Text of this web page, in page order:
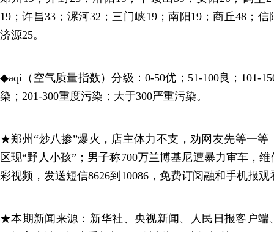
19；许昌33；漯河32；三门峡19；南阳19；商丘48；
济源25。
◆aqi（空气质量指数）分级：0-50优；51-100良；101-
染；201-300重度污染；大于300严重污染。
★郑州“炒八掺”爆火，店主体力不支，劝网友先等一等
区现“野人小孩”；男子称700万兰博基尼遭暴力审车，
彩视频，发送短信8626到10086，免费订阅融和手机报观
★本期新闻来源：新华社、央视新闻、人民日报客户端